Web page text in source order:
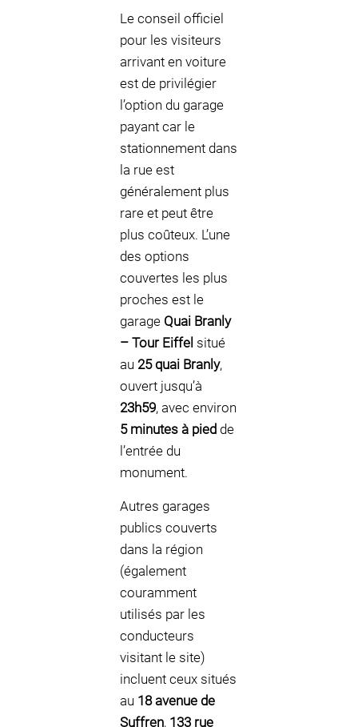
Le conseil officiel
pour les visiteurs
arrivant en voiture
est de privilégier
l’option du garage
payant car le
stationnement dans
la rue est
généralement plus
rare et peut être
plus coûteux. L’une
des options
couvertes les plus
proches est le
garage Quai Branly
– Tour Eiffel situé
au 25 quai Branly,
ouvert jusqu’à
23h59, avec environ
5 minutes à pied de
l’entrée du
monument.
Autres garages
publics couverts
dans la région
(également
couramment
utilisés par les
conducteurs
visitant le site)
incluent ceux situés
au 18 avenue de
Suffren, 133 rue